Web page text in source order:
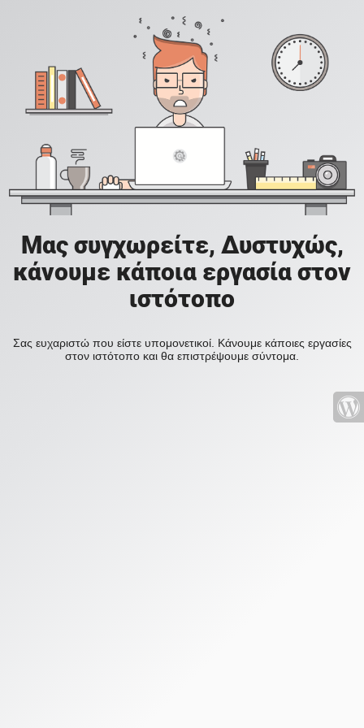
Μας συγχωρείτε, Δυστυχώς,
κάνουμε κάποια εργασία στον
ιστότοπο
Σας ευχαριστώ που είστε υπομονετικοί. Κάνουμε κάποιες εργασίες
στον ιστότοπο και θα επιστρέψουμε σύντομα.